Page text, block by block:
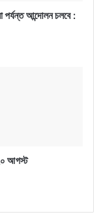
পর্যন্ত আন্দোলন চলবে :
২০ আগস্ট